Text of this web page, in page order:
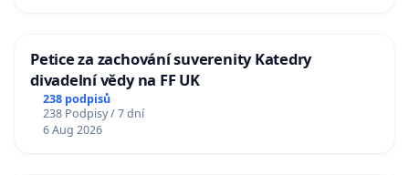
Petice za zachování suverenity Katedry
divadelní vědy na FF UK
238 podpisů
238 Podpisy / 7 dní
6 Aug 2026